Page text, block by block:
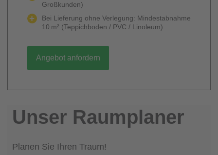
Großkunden)
Bei Lieferung ohne Verlegung: Mindestabnahme
10 m² (Teppichboden / PVC / Linoleum)
Angebot anfordern
Unser Raumplaner
Planen Sie Ihren Traum!